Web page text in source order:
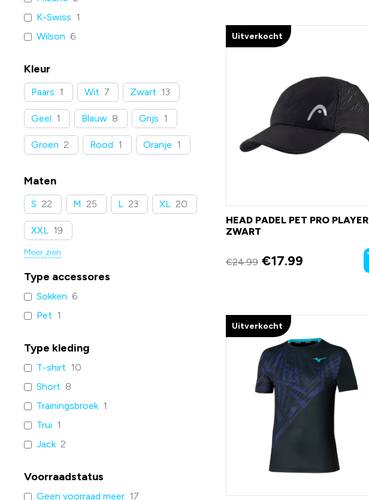
K-Swiss 1
Wilson 6
Kleur
Paars 1 Wit 7 Zwart 13
Geel 1 Blauw 8 Grijs 1
Groen 2 Rood 1 Oranje 1
Maten
S 22 M 25 L 23 XL 20
XXL 19
Meer zien
Type accessores
Sokken 6
Pet 1
Type kleding
T-shirt 10
Short 8
Trainingsbroek 1
Trui 1
Jack 2
Voorraadstatus
Geen voorraad meer 17
Uitverkocht
HEAD PADEL PET PRO PLAYER
ZWART
€24.99 €17.99
Uitverkocht